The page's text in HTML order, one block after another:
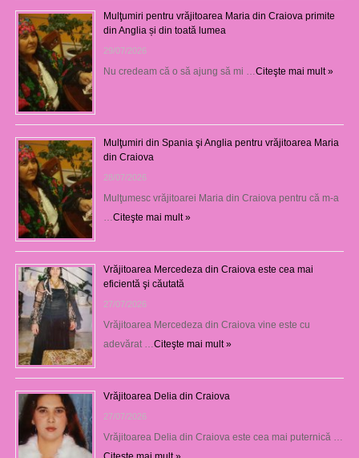
Mulţumiri pentru vrăjitoarea Maria din Craiova primite
din Anglia și din toată lumea
29/07/2026
Nu credeam că o să ajung să mi … Citeşte mai mult »
Mulţumiri din Spania şi Anglia pentru vrăjitoarea Maria
din Craiova
28/07/2026
Mulţumesc vrăjitoarei Maria din Craiova pentru că m-a
Citeşte mai mult »
Vrăjitoarea Mercedeza din Craiova este cea mai
eficientă şi căutată
27/07/2026
Vrăjitoarea Mercedeza din Craiova vine este cu
adevărat … Citeşte mai mult »
Vrăjitoarea Delia din Craiova
27/07/2026
Vrăjitoarea Delia din Craiova este cea mai puternică …